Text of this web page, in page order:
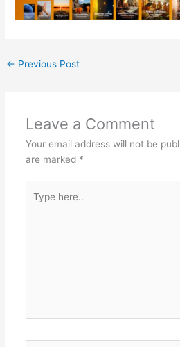
← Previous Post
Leave a Comment
Your email address will not be
are marked *
here..